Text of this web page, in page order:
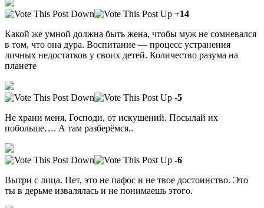
+14
Какой же умной должна быть жена, чтобы муж не сомневался
в том, что она дура. Воспитание — процесс устранения
личных недостатков у своих детей. Количество разума на
планете
-5
Не храни меня, Господи, от искушений. Посылай их
побольше…. А там разберёмся..
-6
Вытри с лица. Нет, это не пафос и не твое достоинство. Это
ты в дерьме извалялась и не понимаешь этого.